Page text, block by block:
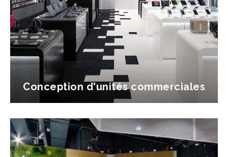
Conception d'unités commerciales